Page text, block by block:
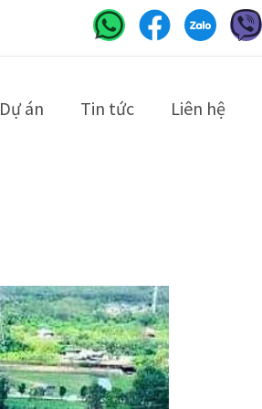
Dự án Tin tức Liên hệ